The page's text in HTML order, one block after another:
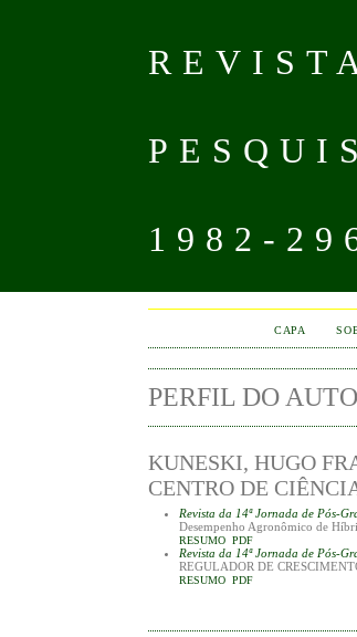
1982-
CAPA
PERFIL DO
KUNESKI, HUGO
CENTRO DE
Revista da 14ª Jornada de Pós-
Desempenho Agronômico de
RESUMO PDF
Revista da 14ª Jornada de Pós-
REGULADOR DE
RESUMO PDF